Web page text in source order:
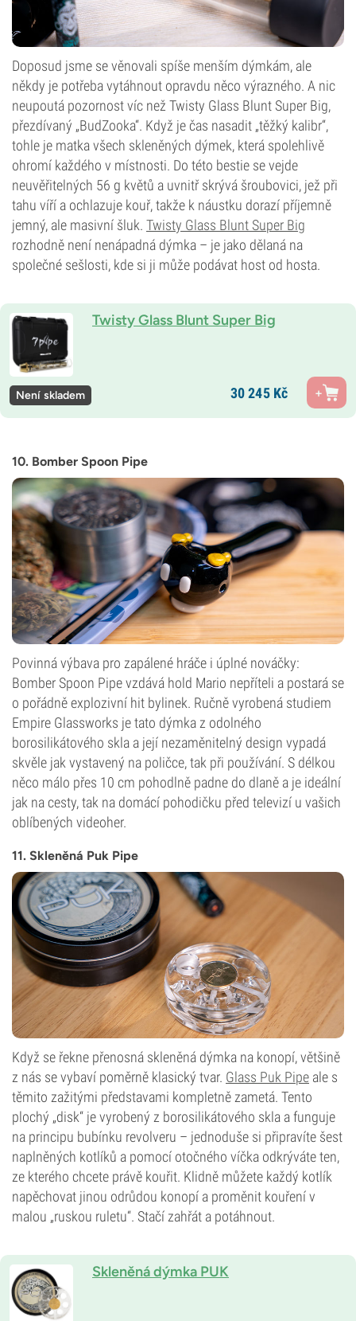
Doposud jsme se věnovali spíše menším dýmkám, ale
někdy je potřeba vytáhnout opravdu něco výrazného. A nic
neupoutá pozornost víc než Twisty Glass Blunt Super Big,
přezdívaný „BudZooka“. Když je čas nasadit „těžký kalibr“,
tohle je matka všech skleněných dýmek, která spolehlivě
ohromí každého v místnosti. Do této bestie se vejde
neuvěřitelných 56 g květů a uvnitř skrývá šroubovici, jež při
tahu víří a ochlazuje kouř, takže k náustku dorazí příjemně
jemný, ale masivní šluk. Twisty Glass Blunt Super Big
rozhodně není nenápadná dýmka – je jako dělaná na
společné sešlosti, kde si ji může podávat host od hosta.
Twisty Glass Blunt Super Big
Není skladem 30 245Kč
10. Bomber Spoon Pipe
Povinná výbava pro zapálené hráče i úplné nováčky:
Bomber Spoon Pipe vzdává hold Mario nepříteli a postará se
o pořádně explozivní hit bylinek. Ručně vyrobená studiem
Empire Glassworks je tato dýmka z odolného
borosilikátového skla a její nezaměnitelný design vypadá
skvěle jak vystavený na poličce, tak při používání. S délkou
něco málo přes 10 cm pohodlně padne do dlaně a je ideální
jak na cesty, tak na domácí pohodičku před televizí u vašich
oblíbených videoher.
11. Skleněná Puk Pipe
Když se řekne přenosná skleněná dýmka na konopí, většině
z nás se vybaví poměrně klasický tvar. Glass Puk Pipe ale s
těmito zažitými představami kompletně zametá. Tento
plochý „disk“ je vyrobený z borosilikátového skla a funguje
na principu bubínku revolveru – jednoduše si připravíte šest
naplněných kotlíků a pomocí otočného víčka odkrýváte ten,
ze kterého chcete právě kouřit. Klidně můžete každý kotlík
napěchovat jinou odrůdou konopí a proměnit kouření v
malou „ruskou ruletu“. Stačí zahřát a potáhnout.
Skleněná dýmka PUK